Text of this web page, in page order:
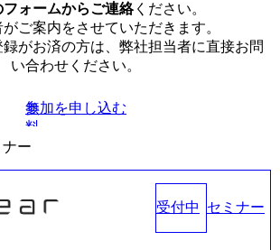
フォームからご連絡ください。
ご案内をさせていただきます。
がお済の方は、弊社担当者に直接お問
い合わせください。
無
料
参加を申し込む
ー
受付中 セミナー